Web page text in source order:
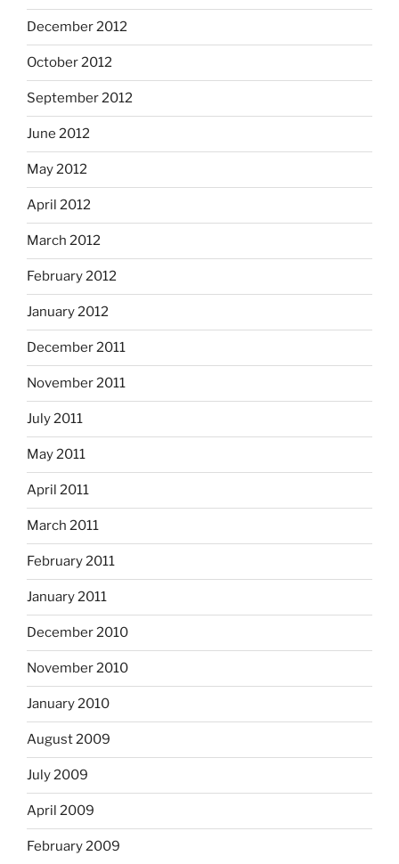
December 2012
October 2012
September 2012
June 2012
May 2012
April 2012
March 2012
February 2012
January 2012
December 2011
November 2011
July 2011
May 2011
April 2011
March 2011
February 2011
January 2011
December 2010
November 2010
January 2010
August 2009
July 2009
April 2009
February 2009